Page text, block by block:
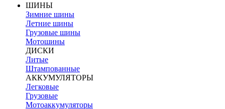
ШИНЫ
Зимние шины
Летние шины
Грузовые шины
Мотошины
ДИСКИ
Литые
Штампованные
АККУМУЛЯТОРЫ
Легковые
Грузовые
Мотоаккумуляторы